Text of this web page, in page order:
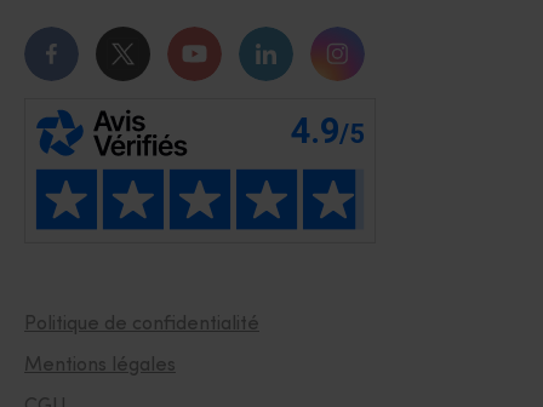
Notre page Facebook
Notre page Twitter
Notre chaîne Youtube
Notre page Linkedin
Notre page
Politique de confidentialité
Mentions légales